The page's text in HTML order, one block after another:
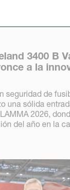
3400 B
a la
seguridad de
una sólida
2026,
del año en la